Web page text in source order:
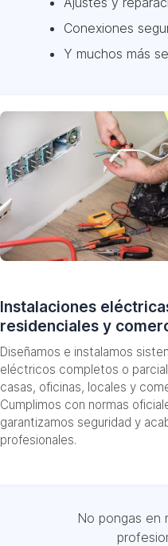
Conexiones
Y muchos más
Instalaciones
residenciales y
Diseñamos e instalamos
eléctricos completos o
casas, oficinas, locales y
Cumplimos con normas
garantizamos seguridad y
profesionales.
No pongas en